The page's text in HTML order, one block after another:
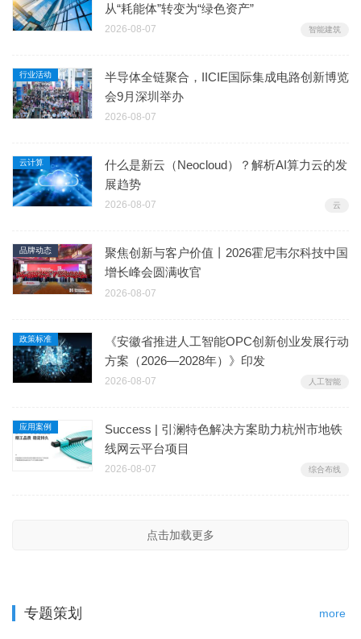
从“耗能体”转变为“绿色资产”
2026-08-07 智能建筑
行业活动
半导体全链聚合，IICIE国际集成电路创新博览
会9月深圳举办
2026-08-07
云计算
什么是新云（Neocloud）？解析AI算力云的发
展趋势
2026-08-07 云
品牌动态
聚焦创新与客户价值丨2026霍尼韦尔科技中国
增长峰会圆满收官
2026-08-07
政策标准
《安徽省推进人工智能OPC创新创业发展行动
方案（2026—2028年）》印发
2026-08-07 人工智能
应用案例
Success | 引澜特色解决方案助力杭州市地铁
线网云平台项目
2026-08-07 综合布线
点击加载更多
专题策划 more